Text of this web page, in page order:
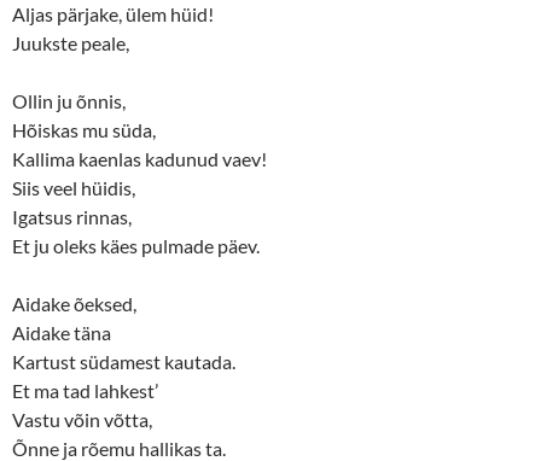
Aljas pärjake, ülem hüid!
Juukste peale,
Ollin ju õnnis,
Hõiskas mu süda,
Kallima kaenlas kadunud vaev!
Siis veel hüidis,
Igatsus rinnas,
Et ju oleks käes pulmade päev.
Aidake õeksed,
Aidake täna
Kartust südamest kautada.
Et ma tad lahkest’
Vastu võin võtta,
Õnne ja rõemu hallikas ta.